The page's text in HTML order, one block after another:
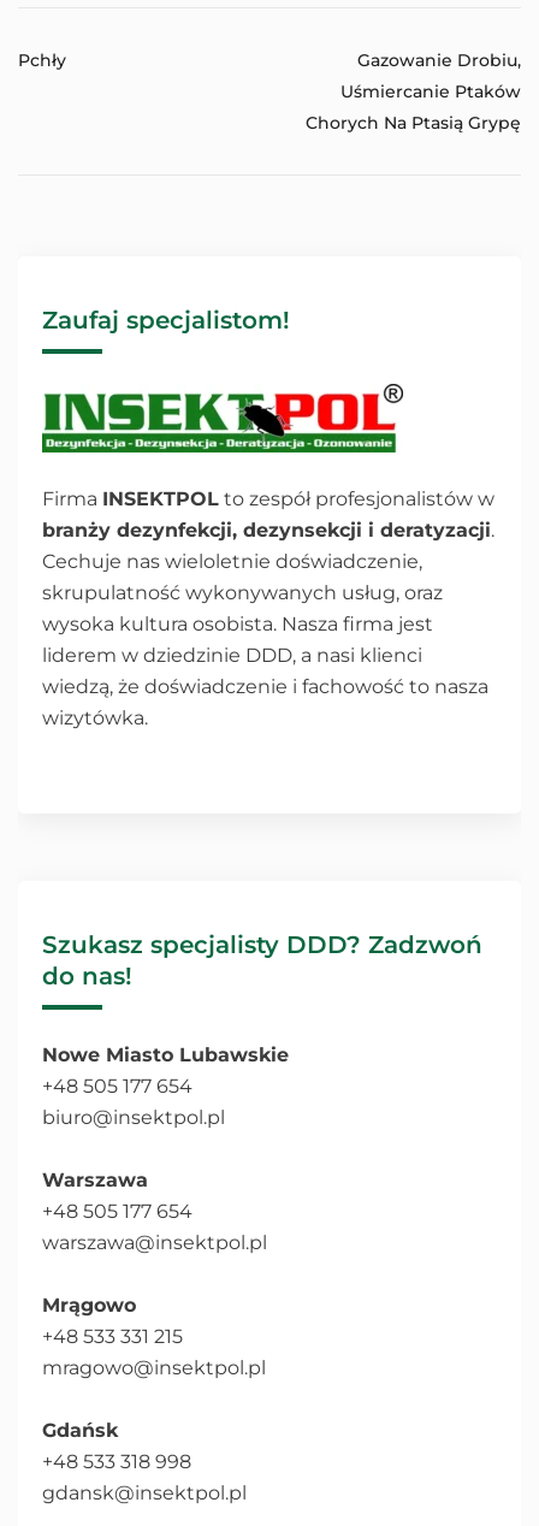
Pchły
Gazowanie Drobiu,
Uśmiercanie Ptaków
Chorych Na Ptasią Grypę
Zaufaj specjalistom!
Firma INSEKTPOL to zespół profesjonalistów w
branży dezynfekcji, dezynsekcji i deratyzacji.
Cechuje nas wieloletnie doświadczenie,
skrupulatność wykonywanych usług, oraz
wysoka kultura osobista. Nasza firma jest
liderem w dziedzinie DDD, a nasi klienci
wiedzą, że doświadczenie i fachowość to nasza
wizytówka.
Szukasz specjalisty DDD? Zadzwoń
do nas!
Nowe Miasto Lubawskie
+48 505 177 654
biuro@insektpol.pl
Warszawa
+48 505 177 654
warszawa@insektpol.pl
Mrągowo
+48 533 331 215
mragowo@insektpol.pl
Gdańsk
+48 533 318 998
gdansk@insektpol.pl